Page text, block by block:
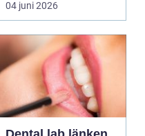
04 juni 2026